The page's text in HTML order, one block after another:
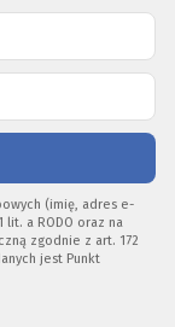
(imię, adres e-
lit. a RODO oraz na
zgodnie z art. 172
jest Punkt